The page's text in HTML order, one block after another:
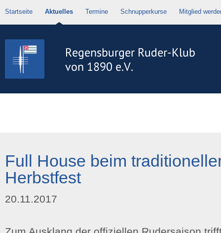
Startseite Aktuelles Termine Schnupperkurse Mitglied
Full House beim
Herbstfest
20.11.2017